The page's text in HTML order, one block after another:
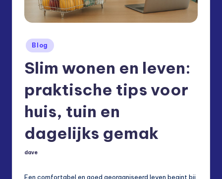
Posted
in
Blog
Slim wonen en leven:
praktische tips voor
huis, tuin en
dagelijks gemak
Posted
dave
Een comfortabel en goed georganiseerd leven begint bij